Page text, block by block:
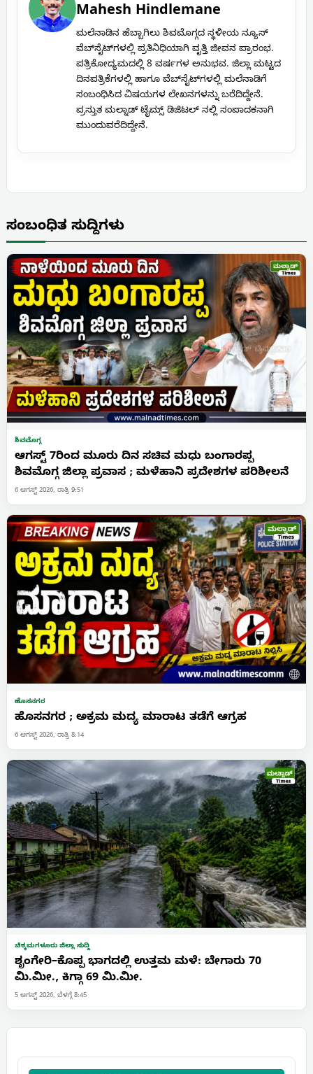
Mahesh Hindlemane
ಮಲೆನಾಡಿನ ಹೆಬ್ಬಾಗಿಲು ಶಿವಮೊಗ್ಗದ ಸ್ಥಳೀಯ ನ್ಯೂಸ್
ವೆಬ್‌ಸೈಟ್‌ಗಳಲ್ಲಿ ಪ್ರತಿನಿಧಿಯಾಗಿ ವೃತ್ತಿ ಜೀವನ ಪ್ರಾರಂಭ.
ಪತ್ರಿಕೋದ್ಯಮದಲ್ಲಿ 8 ವರ್ಷಗಳ ಅನುಭವ. ಜಿಲ್ಲಾ ಮಟ್ಟದ
ದಿನಪತ್ರಿಕೆಗಳಲ್ಲಿ ಹಾಗೂ ವೆಬ್‌ಸೈಟ್‌ಗಳಲ್ಲಿ ಮಲೆನಾಡಿಗೆ
ಸಂಬಂಧಿಸಿದ ವಿಷಯಗಳ ಲೇಖನಗಳನ್ನು ಬರೆದಿದ್ದೇನೆ.
ಪ್ರಸ್ತುತ ಮಲ್ನಾಡ್ ಟೈಮ್ಸ್ ಡಿಜಿಟಲ್ ನಲ್ಲಿ ಸಂಪಾದಕನಾಗಿ
ಮುಂದುವರೆದಿದ್ದೇನೆ.
ಸಂಬಂಧಿತ ಸುದ್ದಿಗಳು
ಶಿವಮೊಗ್ಗ
ಆಗಸ್ಟ್ 7ರಿಂದ ಮೂರು ದಿನ ಸಚಿವ ಮಧು ಬಂಗಾರಪ್ಪ
ಶಿವಮೊಗ್ಗ ಜಿಲ್ಲಾ ಪ್ರವಾಸ ; ಮಳೆಹಾನಿ ಪ್ರದೇಶಗಳ ಪರಿಶೀಲನೆ
6 ಆಗಸ್ಟ್ 2026, ರಾತ್ರಿ 9:51
ಹೊಸನಗರ
ಹೊಸನಗರ ; ಅಕ್ರಮ ಮದ್ಯ ಮಾರಾಟ ತಡೆಗೆ ಆಗ್ರಹ
6 ಆಗಸ್ಟ್ 2026, ರಾತ್ರಿ 8:14
ಚಿಕ್ಕಮಗಳೂರು ಜಿಲ್ಲಾ ಸುದ್ದಿ
ಶೃಂಗೇರಿ–ಕೊಪ್ಪ ಭಾಗದಲ್ಲಿ ಉತ್ತಮ ಮಳೆ: ಬೇಗಾರು 70
ಮಿ.ಮೀ., ಕಿಗ್ಗಾ 69 ಮಿ.ಮೀ.
5 ಆಗಸ್ಟ್ 2026, ಬೆಳಗ್ಗೆ 8:45